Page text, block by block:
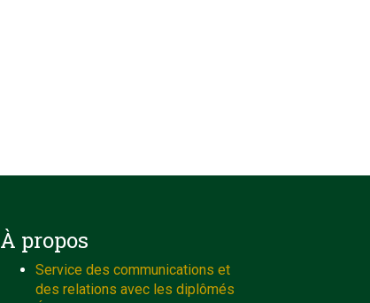
À propos
Service des communications et
des relations avec les diplômés